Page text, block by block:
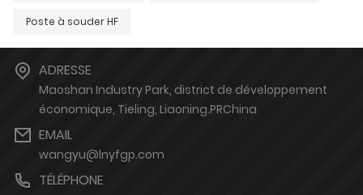
Poste à souder HF
ADRESSE
Maoshan Industry Park, district de développement
économique, Tieling, Liaoning.PRChina
EMAIL
wangyu@lnyfgp.com
TÉLÉPHONE